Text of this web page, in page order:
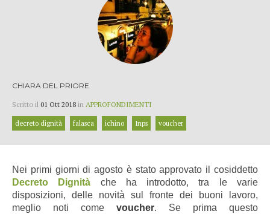
CHIARA DEL PRIORE
Scritto il 01 Ott 2018 in APPROFONDIMENTI
decreto dignità falasca ichino Inps voucher
Nei primi giorni di agosto è stato approvato il cosiddetto
Decreto Dignità che ha introdotto, tra le varie
disposizioni, delle novità sul fronte dei buoni lavoro,
meglio noti come voucher. Se prima questo